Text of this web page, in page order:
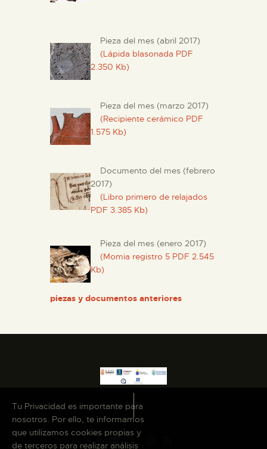
Pieza del mes (abril 2017)
(Lápida blasonada PDF
2.350 Kb)
Pieza del mes (marzo 2017)
(Recipiente cerámico PDF
1.575 Kb)
Documento del mes (febrero
2017)
(Libro primero de relajados
PDF 3.385 Kb)
Pieza del mes (enero 2017)
(Momia registro 5 PDF 2.545
Kb)
piezas y documentos anteriores
Tu Privacidad es importante para
nosotros. Por ello, te informamos
que utilizamos cookies propias y
de terceros para realizar análisis